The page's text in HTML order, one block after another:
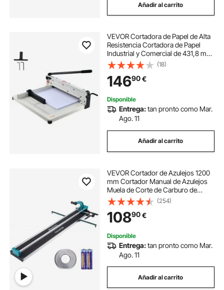
Añadir al carrito
VEVOR Cortadora de Papel de Alta
Resistencia Cortadora de Papel
Industrial y Comercial de 431,8 mm
para Papel A3, Capacidad para 400
Hojas Cortadora de Papel Apilado
para Oficina, Escuela, Blanco
(18)
14690€
Disponible
Entrega:tan pronto como Mar.
Ago. 11
Añadir al carrito
VEVOR Cortador de Azulejos 1200
mm Cortador Manual de Azulejos
Muela de Corte de Carburo de
Tungsteno Posicionamiento por
Infrarrojos Pies Antideslizantes
Doble Carril para Profesionales
Principiantes
(254)
10890€
Disponible
Entrega:tan pronto como Mar.
Ago. 11
Añadir al carrito